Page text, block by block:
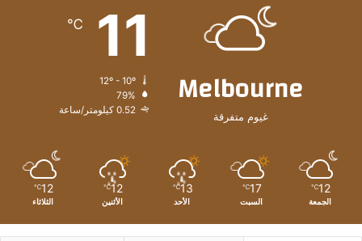
Melbourne
غيوم متفرقة
11
℃
79%
0.52 كيلومتر/ساعة
12
℃
الجمعة
17
℃
السبت
13
℃
الأحد
12
℃
الأثنين
12
℃
الثلاثاء